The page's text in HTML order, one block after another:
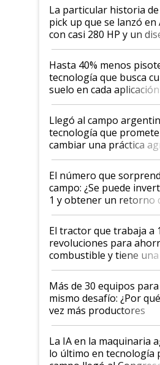
La particular historia
pick up que se lanzó
con casi 280 HP y un
cuánto se vende
Hasta 40% menos
tecnología que busca
suelo en cada aplicación
llevó Jacto al Congreso
Aapresid 2026
Llegó al campo
tecnología que promete
cambiar una práctica
clave: ¿Y si analizar el
fuera tan simple como
un botón?
El número que
campo: ¿Se puede
1 y obtener un retorno
hasta US$ 10 en
El tractor que trabaja a
revoluciones para
combustible y tiene una
que parece una
lo último en el mundo,
disponible en Argentina
Más de 30 equipos
mismo desafío: ¿Por
vez más productores
incorporan fertilizante
tierra?
La IA en la maquinaria
lo último en tecnología